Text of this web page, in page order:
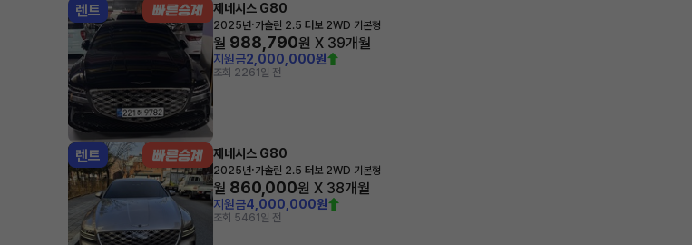
렌트 제네시스 G80
2025년·가솔린 2.5 터보 2WD 기본형
월 988,790원 X 39개월
지원금2,000,000원
조회 2261일 전
렌트 제네시스 G80
2025년·가솔린 2.5 터보 2WD 기본형
월 860,000원 X 38개월
지원금4,000,000원
조회 5461일 전